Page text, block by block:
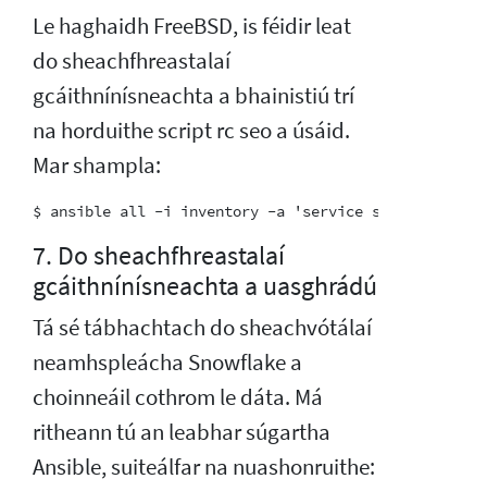
Le haghaidh FreeBSD, is féidir leat
do sheachfhreastalaí
gcáithnínísneachta a bhainistiú trí
na horduithe script rc seo a úsáid.
Mar shampla:
7. Do sheachfhreastalaí
gcáithnínísneachta a uasghrádú
Tá sé tábhachtach do sheachvótálaí
neamhspleácha Snowflake a
choinneáil cothrom le dáta. Má
ritheann tú an leabhar súgartha
Ansible, suiteálfar na nuashonruithe: